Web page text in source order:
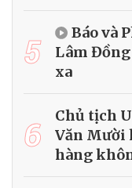
5
Báo và
Lâm Đồng
xa
6
Chủ tịch
Văn Mười
hàng